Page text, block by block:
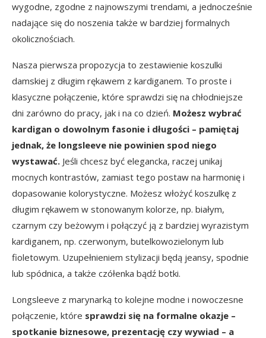
wygodne, zgodne z najnowszymi trendami, a jednocześnie
nadające się do noszenia także w bardziej formalnych
okolicznościach.
Nasza pierwsza propozycja to zestawienie koszulki
damskiej z długim rękawem z kardiganem. To proste i
klasyczne połączenie, które sprawdzi się na chłodniejsze
dni zarówno do pracy, jak i na co dzień. Możesz wybrać
kardigan o dowolnym fasonie i długości – pamiętaj
jednak, że longsleeve nie powinien spod niego
wystawać. Jeśli chcesz być elegancka, raczej unikaj
mocnych kontrastów, zamiast tego postaw na harmonię i
dopasowanie kolorystyczne. Możesz włożyć koszulkę z
długim rękawem w stonowanym kolorze, np. białym,
czarnym czy beżowym i połączyć ją z bardziej wyrazistym
kardiganem, np. czerwonym, butelkowozielonym lub
fioletowym. Uzupełnieniem stylizacji będą jeansy, spodnie
lub spódnica, a także czółenka bądź botki.
Longsleeve z marynarką to kolejne modne i nowoczesne
połączenie, które sprawdzi się na formalne okazje –
spotkanie biznesowe, prezentację czy wywiad – a